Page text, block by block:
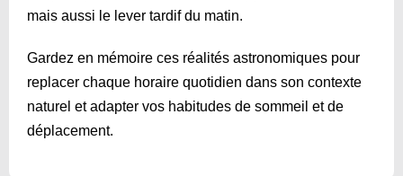
mais aussi le lever tardif du matin.
Gardez en mémoire ces réalités astronomiques pour
replacer chaque horaire quotidien dans son contexte
naturel et adapter vos habitudes de sommeil et de
déplacement.